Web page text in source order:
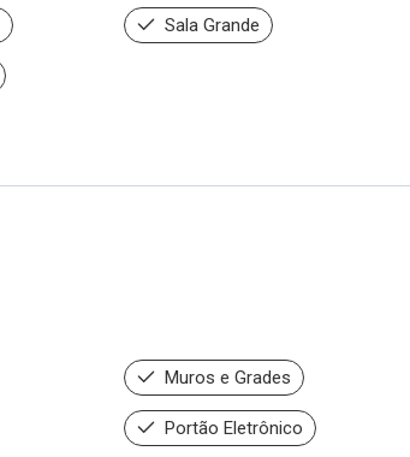
Sala Grande
Muros e Grades
Portão Eletrônico